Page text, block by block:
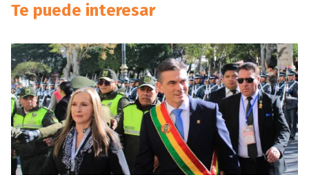
Te puede interesar